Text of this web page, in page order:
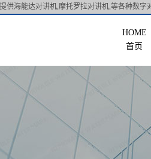
供海能达对讲机,摩托罗拉对讲机,等各种数字
首页